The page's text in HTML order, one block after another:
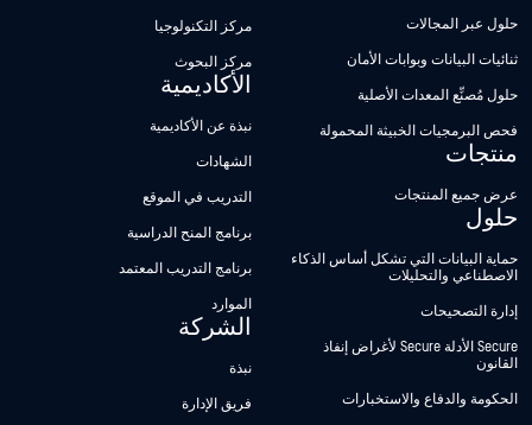
حلول عبر المجالات
ثنائيات البيانات وبوابات الأمان
حلول مُصنِّع المعدات الأصلية
فحص البرمجيات الخبيثة المحمولة
منتجات
عرض جميع المنتجات
حلول
حماية البيانات التي تشكل أساس الذكاء
الاصطناعي والتحليلات
إدارة التصحيحات
Secure الأدلة Secure لأغراض إنفاذ
القانون
الحكومة والدفاع والاستخبارات
مركز التكنولوجيا
مركز البحوث
الأكاديمية
نبذة عن الأكاديمية
الشهادات
التدريب في الموقع
برنامج المنح الدراسية
برنامج التدريب المعتمد
الموارد
الشركة
نبذة
فريق الإدارة